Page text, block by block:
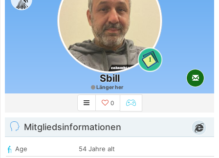
1
Sbill
Länger her
0
Mitgliedsinformationen
Age
54 Jahre alt